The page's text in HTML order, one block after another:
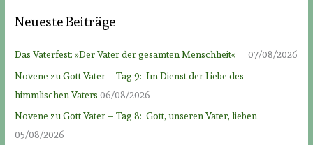
Neueste Beiträge
Das Vaterfest: »Der Vater der gesamten Menschheit«
07/08/2026
Novene zu Gott Vater – Tag 9: Im Dienst der Liebe des
himmlischen Vaters 06/08/2026
Novene zu Gott Vater – Tag 8: Gott, unseren Vater, lieben
05/08/2026